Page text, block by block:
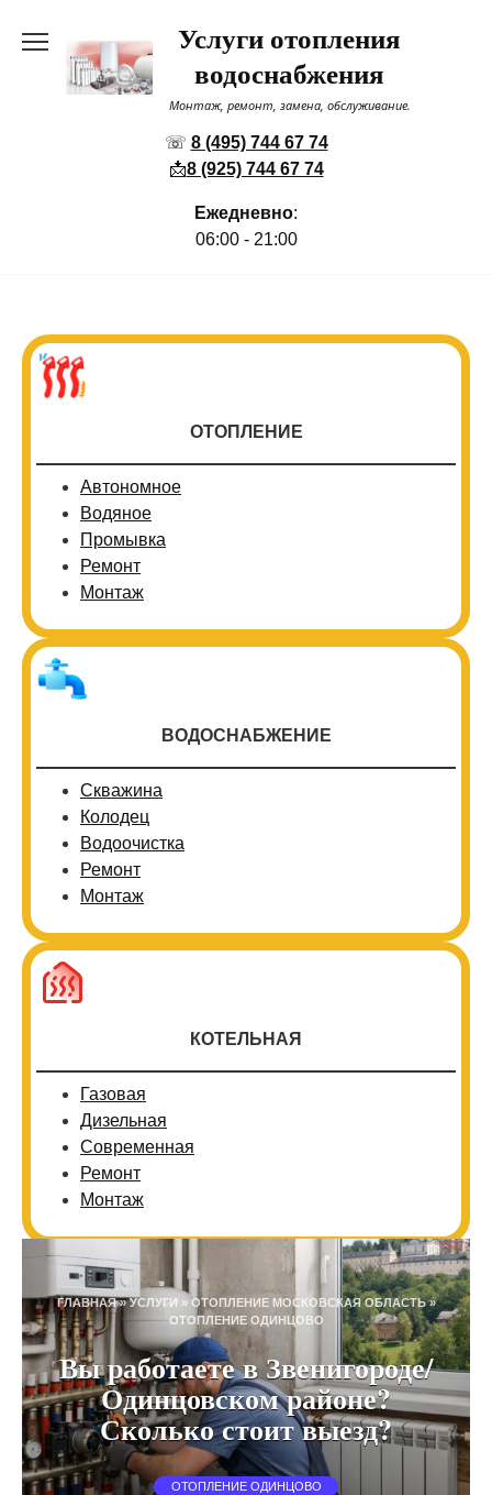
содержанию
Услуги отопления
водоснабжения
Монтаж, ремонт, замена, обслуживание.
☏ 8 (495) 744 67 74
📩8 (925) 744 67 74
Ежедневно:
06:00 - 21:00
ОТОПЛЕНИЕ
Автономное
Водяное
Промывка
Ремонт
Монтаж
ВОДОСНАБЖЕНИЕ
Скважина
Колодец
Водоочистка
Ремонт
Монтаж
КОТЕЛЬНАЯ
Газовая
Дизельная
Современная
Ремонт
Монтаж
ГЛАВНАЯ»УСЛУГИ » ОТОПЛЕНИЕ МОСКОВСКАЯ ОБЛАСТЬ»
ОТОПЛЕНИЕ ОДИНЦОВО
Вы работаете в Звенигороде/
Одинцовском районе?
Сколько стоит выезд?
ОТОПЛЕНИЕ ОДИНЦОВО